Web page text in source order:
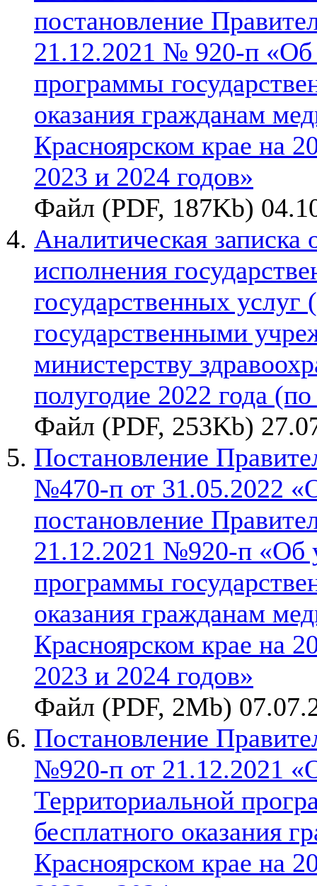
постановление
21.12.2021 № 920-п «Об
программы
оказания гражданам
Красноярском крае на
2023 и 2024 годов»
Файл (PDF, 187Kb)
Аналитическая записка
исполнения
государственных
государственными
министерству
полугодие 2022 года
Файл (PDF, 253Kb)
Постановление
№470-п от 31.05.2022
постановление
21.12.2021 №920-п «Об
программы
оказания гражданам
Красноярском крае на
2023 и 2024 годов»
Файл (PDF, 2Mb)
Постановление
№920-п от 21.12.2021
Территориальной
бесплатного оказания
Красноярском крае на